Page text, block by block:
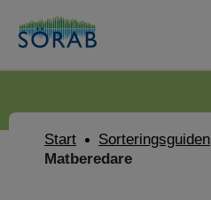
Start Sorteringsguiden
Matberedare